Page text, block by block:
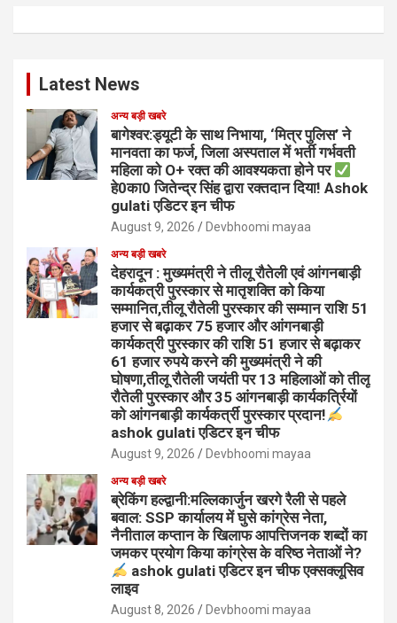
Latest News
अन्य बड़ी खबरे
बागेश्वर:ड्यूटी के साथ निभाया, ‘मित्र पुलिस’ ने
मानवता का फर्ज, जिला अस्पताल में भर्ती गर्भवती
महिला को O+ रक्त की आवश्यकता होने पर
हे0का0 जितेन्द्र सिंह द्वारा रक्तदान दिया! Ashok
gulati एडिटर इन चीफ
August 9, 2026 Devbhoomi mayaa
अन्य बड़ी खबरे
देहरादून : मुख्यमंत्री ने तीलू रौतेली एवं आंगनबाड़ी
कार्यकत्री पुरस्कार से मातृशक्ति को किया
सम्मानित,तीलू रौतेली पुरस्कार की सम्मान राशि 51
हजार से बढ़ाकर 75 हजार और आंगनबाड़ी
कार्यकत्री पुरस्कार की राशि 51 हजार से बढ़ाकर
61 हजार रुपये करने की मुख्यमंत्री ने की
घोषणा,तीलू रौतेली जयंती पर 13 महिलाओं को तीलू
रौतेली पुरस्कार और 35 आंगनबाड़ी कार्यकर्त्रियों
को आंगनबाड़ी कार्यकर्त्री पुरस्कार प्रदान!
ashok gulati एडिटर इन चीफ
August 9, 2026 Devbhoomi mayaa
अन्य बड़ी खबरे
ब्रेकिंग हल्द्वानी:मल्लिकार्जुन खरगे रैली से पहले
बवाल: SSP कार्यालय में घुसे कांग्रेस नेता,
नैनीताल कप्तान के खिलाफ आपत्तिजनक शब्दों का
जमकर प्रयोग किया कांग्रेस के वरिष्ठ नेताओं ने?
ashok gulati एडिटर इन चीफ एक्सक्लूसिव
लाइव
August 8, 2026 Devbhoomi mayaa